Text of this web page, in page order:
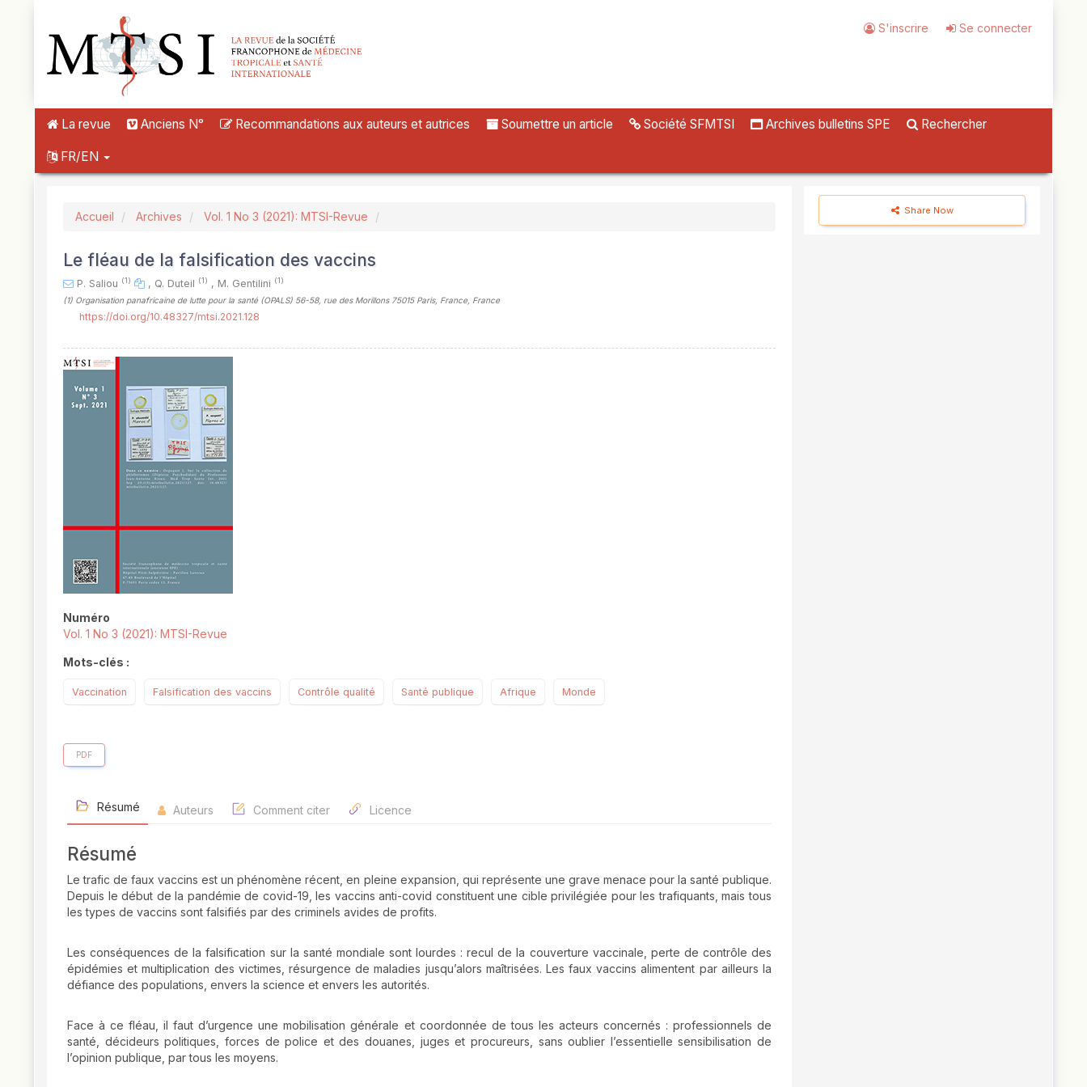
##plugins.themes.novelty.accessible_menu.main_navigation##
##plugins.themes.novelty.accessible_menu.main_content##
##plugins.themes.novelty.accessible_menu.sidebar##
S'inscrire Se connecter
La revue Anciens N° Recommandations aux auteurs et autrices Soumettre un article Société SFMTSI Archives bulletins SPE Rechercher
FR/EN
Accueil Archives Vol. 1 No 3 (2021): MTSI-Revue
Le fléau de la falsification des vaccins
P. Saliou (1) , Q. Duteil (1) , M. Gentilini (1)
(1) Organisation panafricaine de lutte pour la santé (OPALS) 56-58, rue des Morillons 75015 Paris, France, France
https://doi.org/10.48327/mtsi.2021.128
##plugins.themes.novelty.article.sidebar##
Numéro
Vol. 1 No 3 (2021): MTSI-Revue
Mots-clés :
Vaccination Falsification des vaccins Contrôle qualité Santé publique Afrique Monde
PDF
Résumé Auteurs Comment citer Licence
Résumé
Le trafic de faux vaccins est un phénomène récent, en pleine expansion, qui représente une grave menace pour la santé publique.
Depuis le début de la pandémie de covid-19, les vaccins anti-covid constituent une cible privilégiée pour les trafiquants, mais tous
les types de vaccins sont falsifiés par des criminels avides de profits.
Les conséquences de la falsification sur la santé mondiale sont lourdes : recul de la couverture vaccinale, perte de contrôle des
épidémies et multiplication des victimes, résurgence de maladies jusqu’alors maîtrisées. Les faux vaccins alimentent par ailleurs la
défiance des populations, envers la science et envers les autorités.
Face à ce fléau, il faut d’urgence une mobilisation générale et coordonnée de tous les acteurs concernés : professionnels de
santé, décideurs politiques, forces de police et des douanes, juges et procureurs, sans oublier l’essentielle sensibilisation de
l’opinion publique, par tous les moyens.
Share Now